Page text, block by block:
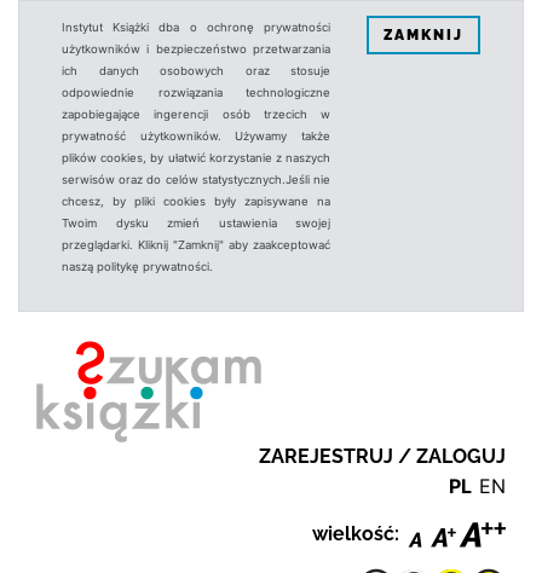
Instytut Książki dba o ochronę prywatności
użytkowników i bezpieczeństwo przetwarzania
ich danych osobowych oraz stosuje
odpowiednie rozwiązania technologiczne
zapobiegające ingerencji osób trzecich w
prywatność użytkowników. Używamy także
plików cookies, by ułatwić korzystanie z naszych
serwisów oraz do celów statystycznych.Jeśli nie
chcesz, by pliki cookies były zapisywane na
Twoim dysku zmień ustawienia swojej
przeglądarki. Kliknij "Zamknij" aby zaakceptować
naszą politykę prywatności.
ZAMKNIJ
ZAREJESTRUJ / ZALOGUJ
PL EN
wielkość: